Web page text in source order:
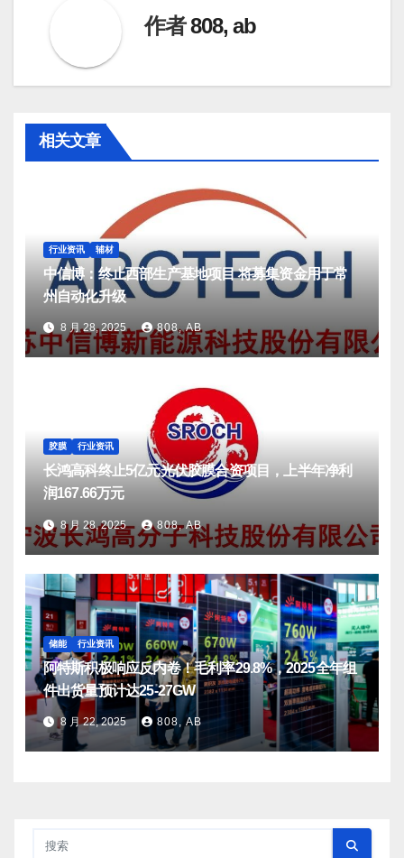
作者808, ab
相关文章
行业资讯 辅材
中信博：终止西部生产基地项目 将募集资金用于常
州自动化升级
8 月 28, 2025 808, AB
胶膜 行业资讯
长鸿高科终止5亿元光伏胶膜合资项目，上半年净利
润167.66万元
8 月 28, 2025 808, AB
储能 行业资讯
阿特斯积极响应反内卷！毛利率29.8%，2025全年组
件出货量预计达25-27GW
8 月 22, 2025 808, AB